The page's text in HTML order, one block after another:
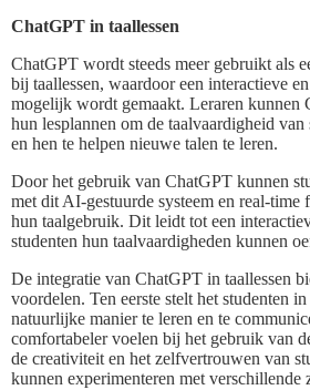
ChatGPT in taallessen
ChatGPT wordt steeds meer gebruikt als
bij taallessen, waardoor een interactieve
mogelijk wordt gemaakt. Leraren kunnen
hun lesplannen om de taalvaardigheid van
en hen te helpen nieuwe talen te leren.
Door het gebruik van ChatGPT kunnen
met dit AI-gestuurde systeem en real-time
hun taalgebruik. Dit leidt tot een
studenten hun taalvaardigheden kunnen
De integratie van ChatGPT in taallessen
voordelen. Ten eerste stelt het studenten
natuurlijke manier te leren en te
comfortabeler voelen bij het gebruik van
de creativiteit en het zelfvertrouwen van
kunnen experimenteren met verschillende